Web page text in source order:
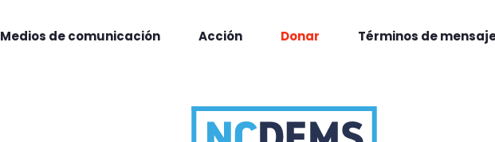
Medios de comunicación Acción Donar Términos de